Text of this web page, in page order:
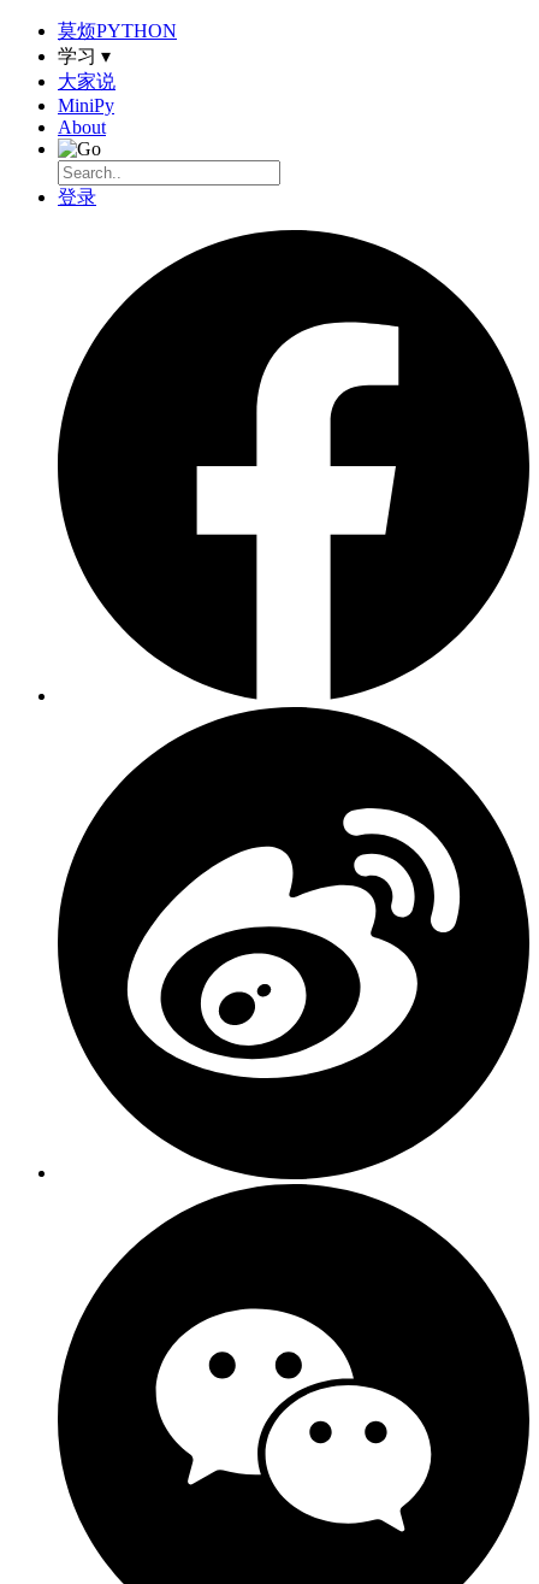
莫烦PYTHON
学习 ▾
大家说
MiniPy
About
登录